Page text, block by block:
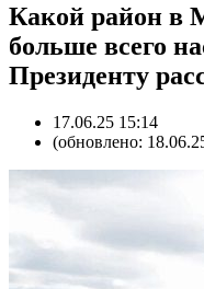
Какой район в
больше всего
Президенту
17.06.25 15:14
(обновлено: